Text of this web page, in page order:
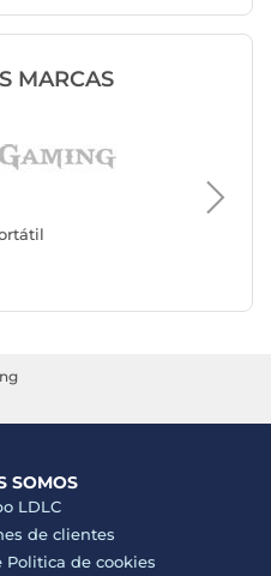
MARCAS
Base
SOMOS
LDLC
de clientes
Politica de cookies